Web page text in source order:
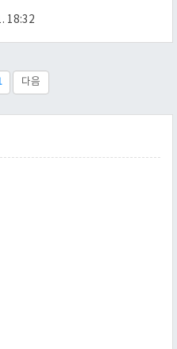
한 사용법이 나와 있다. 참조
진단 기능이 무엇인가? 쉽게
중요한가? 살다보면 꼭 의도
18:32
다음